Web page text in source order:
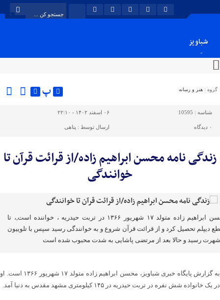
شباویز
گروه : هنر و رسانه پ
شناسه : 10595 ۰۶ اسفند ۱۴۰۲ - ۲۲:۱۰
۰ دیدگاه ارسال توسط : پناهی
زندگی نامه محسن ابراهیم زاده/از قرائت قرآن تا
خوانندگی
محسن ابراهیم زاده متولد ۱۷ شهریور ۱۳۶۶ در تربت حیدریه ، خواننده است,، تا
دیپلم تحصیل کرد و از قرائت قرآن شروع و به خوانندگی رسید سپس با تلوییون
شهرت رسید و حالا بعد از مرتضی پاشایی به شدت محبوب شده است
به گزارش پایگاه خبری شباویز، محسن ابراهیم زاده متولد ۱۷ شهریور ۱۳۶۶ است. او
در یک خانواده شش نفره در تربت حیدریه در ۱۴۵ کیلومتری مشهد مقدس به دنیا آمد.